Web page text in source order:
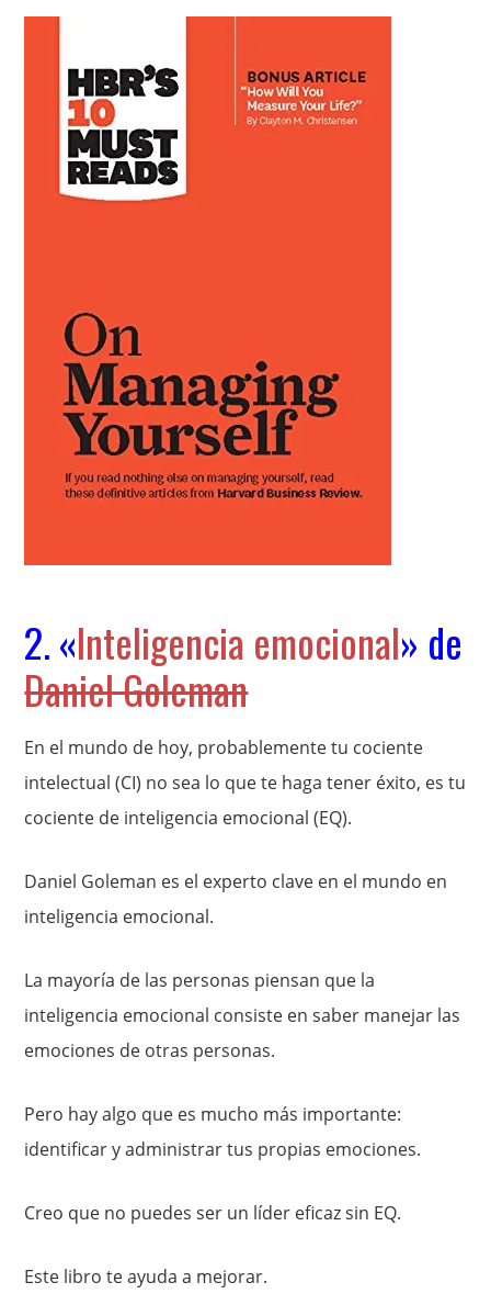
2. «Inteligencia emocional» de
Daniel Goleman
En el mundo de hoy, probablemente tu cociente
intelectual (CI) no sea lo que te haga tener éxito, es tu
cociente de inteligencia emocional (EQ).
Daniel Goleman es el experto clave en el mundo en
inteligencia emocional.
La mayoría de las personas piensan que la
inteligencia emocional consiste en saber manejar las
emociones de otras personas.
Pero hay algo que es mucho más importante:
identificar y administrar tus propias emociones.
Creo que no puedes ser un líder eficaz sin EQ.
Este libro te ayuda a mejorar.